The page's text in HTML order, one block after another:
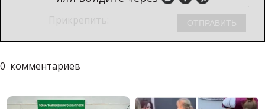
0 комментариев